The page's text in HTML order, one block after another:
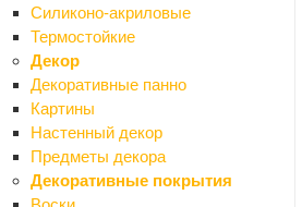
Силиконо-акриловые
Термостойкие
Декор
Декоративные панно
Картины
Настенный декор
Предметы декора
Декоративные покрытия
Назад
Древесно-плитные материалы
ДВП
ОСП (OSB)
Фанера
ЦСП
Шланги резиновые и пвх
Асболист, паронит
Шпаклевки готовые